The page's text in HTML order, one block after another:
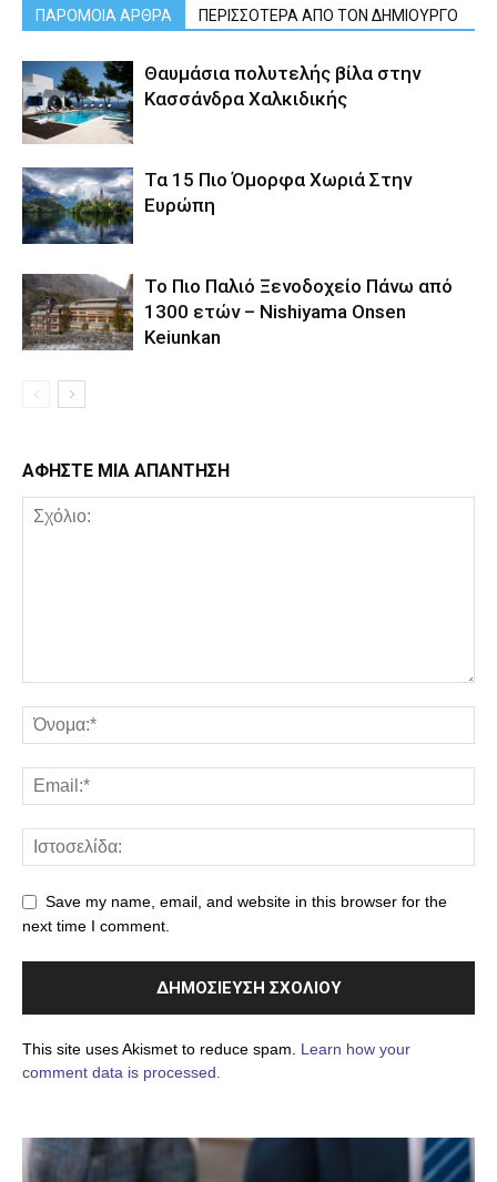
ΠΑΡΟΜΟΙΑ ΑΡΘΡΑ ΠΕΡΙΣΣΟΤΕΡΑ ΑΠΟ ΤΟΝ ΔΗΜΙΟΥΡΓΟ
Θαυμάσια πολυτελής βίλα στην
Κασσάνδρα Χαλκιδικής
Τα 15 Πιο Όμορφα Χωριά Στην
Ευρώπη
Το Πιο Παλιό Ξενοδοχείο Πάνω από
1300 ετών – Nishiyama Onsen
Keiunkan
ΑΦΗΣΤΕ ΜΙΑ ΑΠΑΝΤΗΣΗ
Save my name, email, and website in this browser for the
next time I comment.
This site uses Akismet to reduce spam. Learn how your
comment data is processed.